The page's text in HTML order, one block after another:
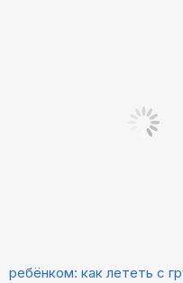
ребёнком: как лететь с